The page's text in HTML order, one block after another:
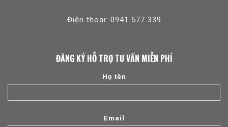
Điện thoại: 0941 577 339
ĐĂNG KÝ HỖ TRỢ TƯ VẤN MIỄN PHÍ
Họ tên
Email